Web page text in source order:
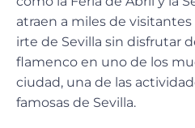
atraen a miles de
irte de Sevilla sin disfrutar
flamenco en uno de los
ciudad, una de las
famosas de Sevilla.